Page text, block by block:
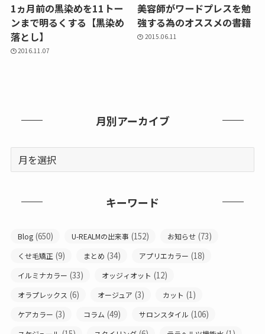
1ヵ月前の黒染めを11トー
ンまで明るくする【黒染め
落とし】
2016.11.07
美容師がワードプレスを勉
強する為のオススメの書籍
2015.06.11
月別アーカイブ
キーワード
Blog (650) U-REALMの出来事 (152) お知らせ (73)
くせ毛矯正 (9) まとめ (34) アプリエカラー (18)
イルミナカラー (33) オッジィオット (12)
オラプレックス (6) オージュア (3) カット (1)
ケアカラー (3) コラム (49) サロンスタイル (106)